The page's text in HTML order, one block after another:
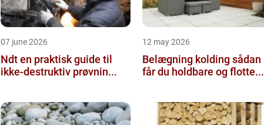
07 june 2026
Ndt en praktisk guide til
ikke-destruktiv prøvnin...
12 may 2026
Belægning kolding sådan
får du holdbare og flotte...